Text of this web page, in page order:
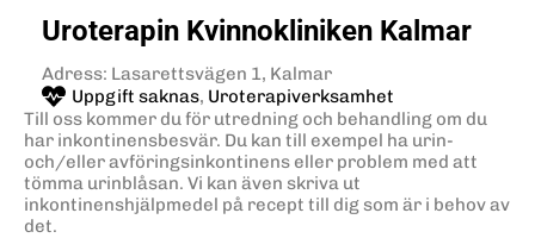
Uroterapin Kvinnokliniken Kalmar
Adress: Lasarettsvägen 1, Kalmar
Uppgift saknas, Uroterapiverksamhet
Till oss kommer du för utredning och behandling om du
har inkontinensbesvär. Du kan till exempel ha urin-
och/eller avföringsinkontinens eller problem med att
tömma urinblåsan. Vi kan även skriva ut
inkontinenshjälpmedel på recept till dig som är i behov av
det.